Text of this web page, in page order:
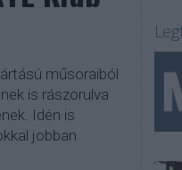
műsoraiból
is rászorulva
Idén is
jobban